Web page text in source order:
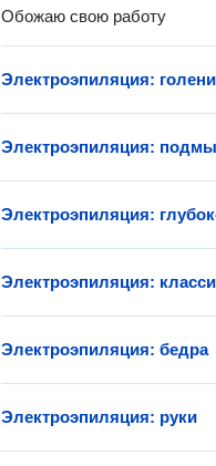
Обожаю свою работу
Электроэпиляция: голени
Электроэпиляция:
Электроэпиляция:
Электроэпиляция:
Электроэпиляция: бедра
Электроэпиляция: руки